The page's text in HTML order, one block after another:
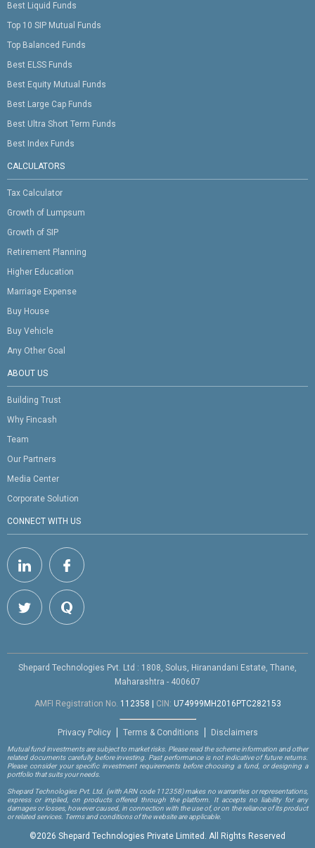
Best Liquid Funds
Top 10 SIP Mutual Funds
Top Balanced Funds
Best ELSS Funds
Best Equity Mutual Funds
Best Large Cap Funds
Best Ultra Short Term Funds
Best Index Funds
CALCULATORS
Tax Calculator
Growth of Lumpsum
Growth of SIP
Retirement Planning
Higher Education
Marriage Expense
Buy House
Buy Vehicle
Any Other Goal
ABOUT US
Building Trust
Why Fincash
Team
Our Partners
Media Center
Corporate Solution
CONNECT WITH US
Shepard Technologies Pvt. Ltd : 1808, Solus, Hiranandani Estate, Thane,
Maharashtra - 400607
AMFI Registration No. 112358 CIN: U74999MH2016PTC282153
Privacy Policy Terms & Conditions Disclaimers
Mutual fund investments are subject to market risks. Please read the scheme information and other
related documents carefully before investing. Past performance is not indicative of future returns.
Please consider your specific investment requirements before choosing a fund, or designing a
portfolio that suits your needs.
Shepard Technologies Pvt. Ltd. (with ARN code 112358)makes no warranties or representations,
express or implied, on products offered through the platform. It accepts no liability for any
damages or losses, however caused, in connection with the use of, or on the reliance of its product
or related services. Terms and conditions of the website are applicable.
©2026 Shepard Technologies Private Limited. All Rights Reserved